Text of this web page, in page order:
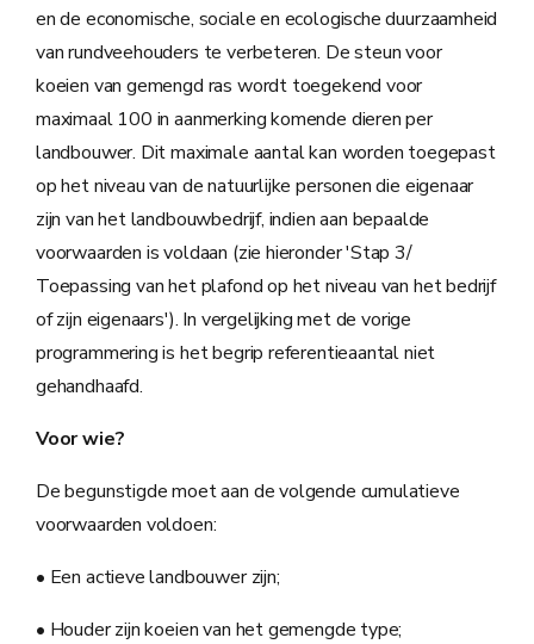
en de economische, sociale en ecologische duurzaamheid
van rundveehouders te verbeteren. De steun voor
koeien van gemengd ras wordt toegekend voor
maximaal 100 in aanmerking komende dieren per
landbouwer. Dit maximale aantal kan worden toegepast
op het niveau van de natuurlijke personen die eigenaar
zijn van het landbouwbedrijf, indien aan bepaalde
voorwaarden is voldaan (zie hieronder 'Stap 3/
Toepassing van het plafond op het niveau van het bedrijf
of zijn eigenaars'). In vergelijking met de vorige
programmering is het begrip referentieaantal niet
gehandhaafd.
Voor wie?
De begunstigde moet aan de volgende cumulatieve
voorwaarden voldoen:
• Een actieve landbouwer zijn;
• Houder zijn koeien van het gemengde type;